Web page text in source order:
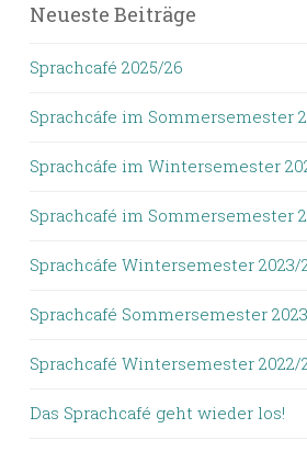
Neueste Beiträge
Sprachcafé 2025/26
Sprachcáfe im Sommersemester
Sprachcáfe im Wintersemester
Sprachcafé im Sommersemester
Sprachcáfe Wintersemester 2023/
Sprachcafé Sommersemester 2023
Sprachcafé Wintersemester 2022/
Das Sprachcafé geht wieder los!